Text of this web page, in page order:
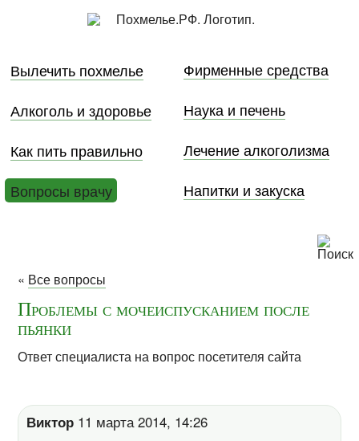
Вылечить похмелье
Фирменные средства
Алкоголь и здоровье
Наука и печень
Как пить правильно
Лечение алкоголизма
Вопросы врачу
Напитки и закуска
« Все вопросы
Проблемы с мочеиспусканием после
пьянки
Ответ специалиста на вопрос посетителя сайта
Виктор 11 марта 2014, 14:26